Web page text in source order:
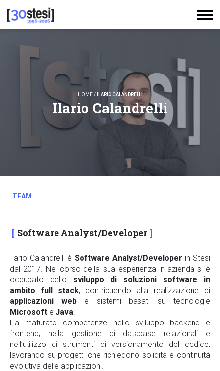
HOME/ ILARIO CALANDRELLI
Ilario Calandrelli
TEAM
Software Analyst/Developer
Ilario Calandrelli è Software Analyst/Developer in Stesi
dal 2017. Nel corso della sua esperienza in azienda si è
occupato dello sviluppo di soluzioni software in
ambito full stack, contribuendo alla realizzazione di
applicazioni webe sistemi basati su tecnologie
Microsoft e Java.
Ha maturato competenze nello sviluppo backend e
frontend, nella gestione di database relazionali e
nell’utilizzo di strumenti di versionamento del codice,
lavorando su progetti che richiedono solidità e continuità
evolutiva delle applicazioni.